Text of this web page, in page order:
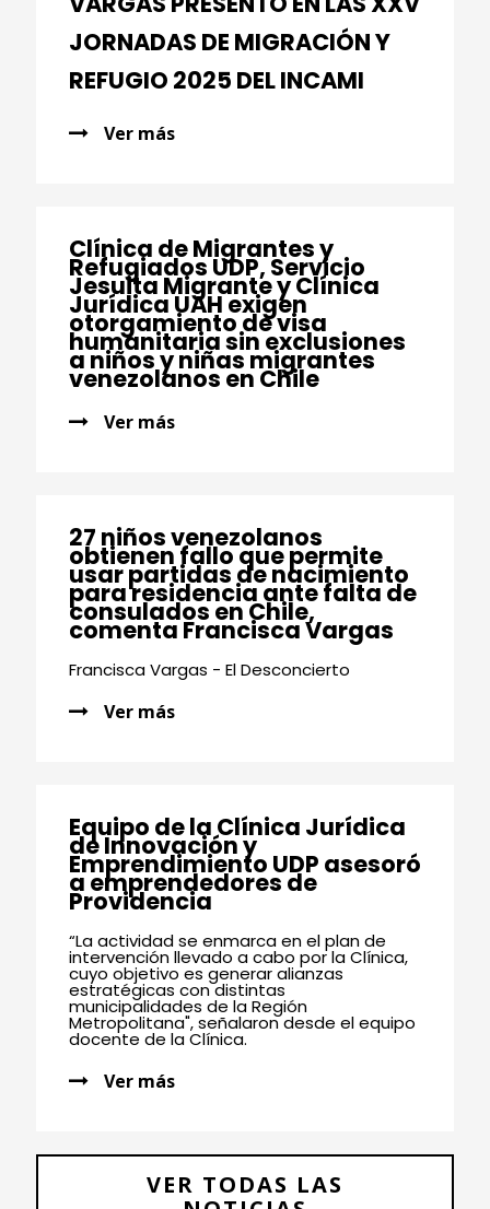
JORNADAS DE MIGRACIÓN Y
REFUGIO 2025 DEL INCAMI
Ver más
Clínica de Migrantes y
Refugiados UDP, Servicio
Jesuita Migrante y Clínica
Jurídica UAH exigen
otorgamiento de visa
humanitaria sin exclusiones
a niños y niñas migrantes
venezolanos en Chile
Ver más
27 niños venezolanos
obtienen fallo que permite
usar partidas de nacimiento
para residencia ante falta de
consulados en Chile,
comenta Francisca Vargas
Francisca Vargas - El Desconcierto
Ver más
Equipo de la Clínica Jurídica
de Innovación y
Emprendimiento UDP asesoró
a emprendedores de
Providencia
“La actividad se enmarca en el plan de
intervención llevado a cabo por la Clínica,
cuyo objetivo es generar alianzas
estratégicas con distintas
municipalidades de la Región
Metropolitana", señalaron desde el equipo
docente de la Clínica.
Ver más
VER TODAS LAS